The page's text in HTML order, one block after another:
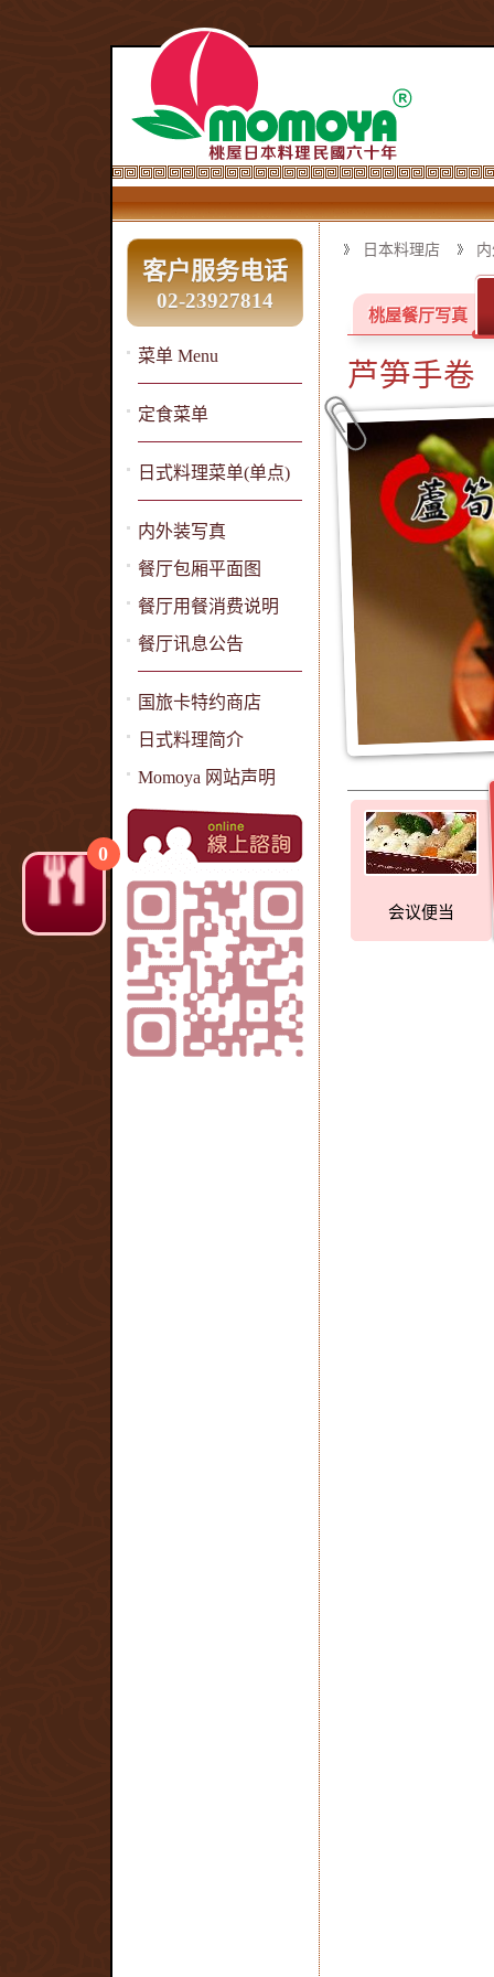
客户服务电话
02-23927814
菜单 Menu
定食菜单
日式料理菜单(单点)
内外装写真
餐厅包厢平面图
餐厅用餐消费说明
餐厅讯息公告
国旅卡特约商店
日式料理简介
Momoya 网站声明
日本料理店
桃屋餐厅写真
芦笋手卷
会议便当
0